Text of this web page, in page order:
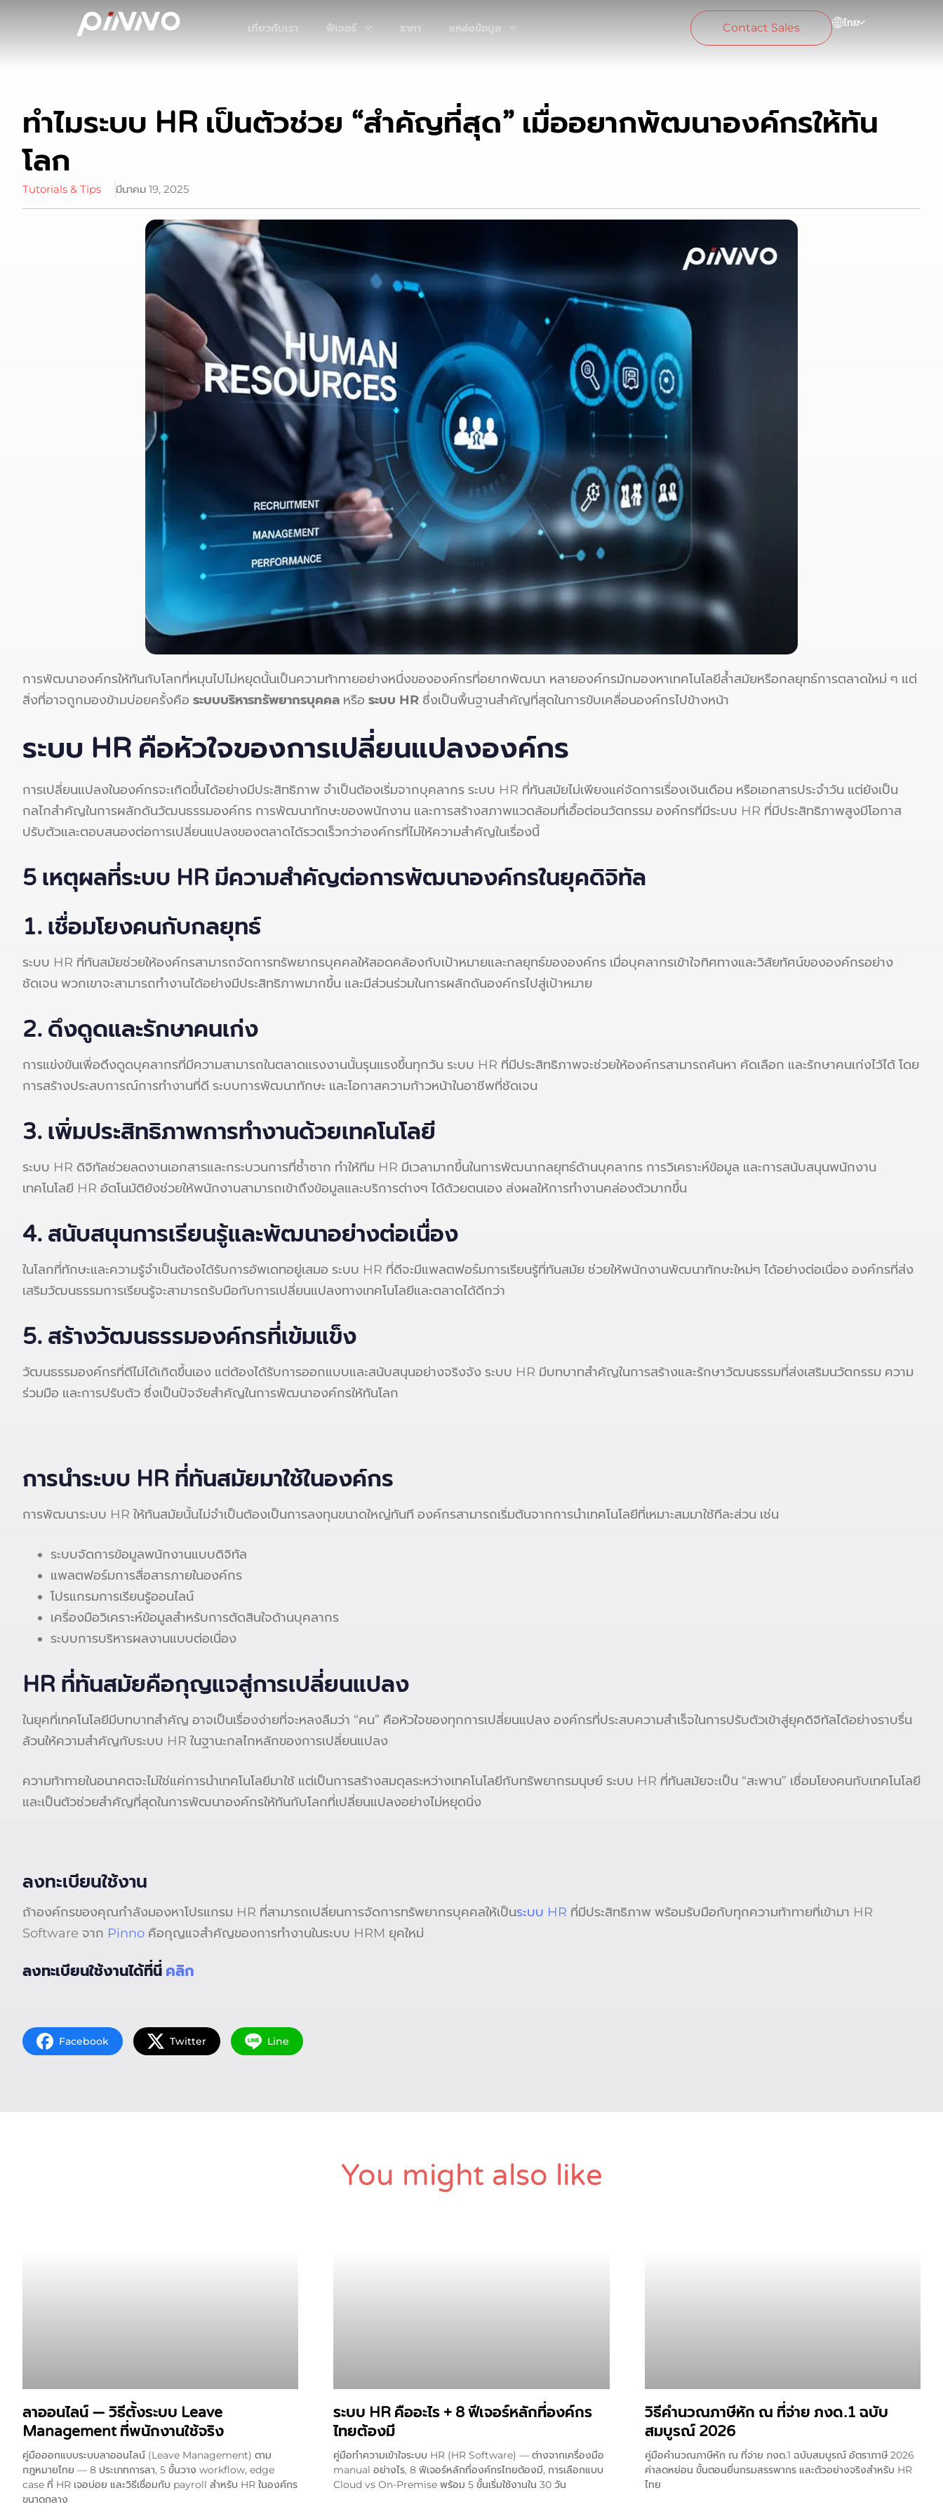
เกี่ยวกับเรา ฟีเจอร์ ราคา แหล่งข้อมูล Contact Sales ไทย
ทำไมระบบ HR เป็นตัวช่วย “สำคัญที่สุด” เมื่ออยากพัฒนาองค์กรให้ทัน
โลก
Tutorials & Tips มีนาคม 19, 2025
การพัฒนาองค์กรให้ทันกับโลกที่หมุนไปไม่หยุดนั้นเป็นความท้าทายอย่างหนึ่งขององค์กรที่อยากพัฒนา หลายองค์กรมักมองหาเทคโนโลยีล้ำสมัยหรือกลยุทธ์การตลาดใหม่ ๆ แต่
สิ่งที่อาจถูกมองข้ามบ่อยครั้งคือ ระบบบริหารทรัพยากรบุคคล หรือ ระบบ HR ซึ่งเป็นพื้นฐานสำคัญที่สุดในการขับเคลื่อนองค์กรไปข้างหน้า
ระบบ HR คือหัวใจของการเปลี่ยนแปลงองค์กร
การเปลี่ยนแปลงในองค์กรจะเกิดขึ้นได้อย่างมีประสิทธิภาพ จำเป็นต้องเริ่มจากบุคลากร ระบบ HR ที่ทันสมัยไม่เพียงแค่จัดการเรื่องเงินเดือน หรือเอกสารประจำวัน แต่ยังเป็น
กลไกสำคัญในการผลักดันวัฒนธรรมองค์กร การพัฒนาทักษะของพนักงาน และการสร้างสภาพแวดล้อมที่เอื้อต่อนวัตกรรม องค์กรที่มีระบบ HR ที่มีประสิทธิภาพสูงมีโอกาส
ปรับตัวและตอบสนองต่อการเปลี่ยนแปลงของตลาดได้รวดเร็วกว่าองค์กรที่ไม่ให้ความสำคัญในเรื่องนี้
5 เหตุผลที่ระบบ HR มีความสำคัญต่อการพัฒนาองค์กรในยุคดิจิทัล
1. เชื่อมโยงคนกับกลยุทธ์
ระบบ HR ที่ทันสมัยช่วยให้องค์กรสามารถจัดการทรัพยากรบุคคลให้สอดคล้องกับเป้าหมายและกลยุทธ์ขององค์กร เมื่อบุคลากรเข้าใจทิศทางและวิสัยทัศน์ขององค์กรอย่าง
ชัดเจน พวกเขาจะสามารถทำงานได้อย่างมีประสิทธิภาพมากขึ้น และมีส่วนร่วมในการผลักดันองค์กรไปสู่เป้าหมาย
2. ดึงดูดและรักษาคนเก่ง
การแข่งขันเพื่อดึงดูดบุคลากรที่มีความสามารถในตลาดแรงงานนั้นรุนแรงขึ้นทุกวัน ระบบ HR ที่มีประสิทธิภาพจะช่วยให้องค์กรสามารถค้นหา คัดเลือก และรักษาคนเก่งไว้ได้ โดย
การสร้างประสบการณ์การทำงานที่ดี ระบบการพัฒนาทักษะ และโอกาสความก้าวหน้าในอาชีพที่ชัดเจน
3. เพิ่มประสิทธิภาพการทำงานด้วยเทคโนโลยี
ระบบ HR ดิจิทัลช่วยลดงานเอกสารและกระบวนการที่ซ้ำซาก ทำให้ทีม HR มีเวลามากขึ้นในการพัฒนากลยุทธ์ด้านบุคลากร การวิเคราะห์ข้อมูล และการสนับสนุนพนักงาน
เทคโนโลยี HR อัตโนมัติยังช่วยให้พนักงานสามารถเข้าถึงข้อมูลและบริการต่างๆ ได้ด้วยตนเอง ส่งผลให้การทำงานคล่องตัวมากขึ้น
4. สนับสนุนการเรียนรู้และพัฒนาอย่างต่อเนื่อง
ในโลกที่ทักษะและความรู้จำเป็นต้องได้รับการอัพเดทอยู่เสมอ ระบบ HR ที่ดีจะมีแพลตฟอร์มการเรียนรู้ที่ทันสมัย ช่วยให้พนักงานพัฒนาทักษะใหม่ๆ ได้อย่างต่อเนื่อง องค์กรที่ส่ง
เสริมวัฒนธรรมการเรียนรู้จะสามารถรับมือกับการเปลี่ยนแปลงทางเทคโนโลยีและตลาดได้ดีกว่า
5. สร้างวัฒนธรรมองค์กรที่เข้มแข็ง
วัฒนธรรมองค์กรที่ดีไม่ได้เกิดขึ้นเอง แต่ต้องได้รับการออกแบบและสนับสนุนอย่างจริงจัง ระบบ HR มีบทบาทสำคัญในการสร้างและรักษาวัฒนธรรมที่ส่งเสริมนวัตกรรม ความ
ร่วมมือ และการปรับตัว ซึ่งเป็นปัจจัยสำคัญในการพัฒนาองค์กรให้ทันโลก
การนำระบบ HR ที่ทันสมัยมาใช้ในองค์กร
การพัฒนาระบบ HR ให้ทันสมัยนั้นไม่จำเป็นต้องเป็นการลงทุนขนาดใหญ่ทันที องค์กรสามารถเริ่มต้นจากการนำเทคโนโลยีที่เหมาะสมมาใช้ทีละส่วน เช่น
ระบบจัดการข้อมูลพนักงานแบบดิจิทัล
แพลตฟอร์มการสื่อสารภายในองค์กร
โปรแกรมการเรียนรู้ออนไลน์
เครื่องมือวิเคราะห์ข้อมูลสำหรับการตัดสินใจด้านบุคลากร
ระบบการบริหารผลงานแบบต่อเนื่อง
HR ที่ทันสมัยคือกุญแจสู่การเปลี่ยนแปลง
ในยุคที่เทคโนโลยีมีบทบาทสำคัญ อาจเป็นเรื่องง่ายที่จะหลงลืมว่า “คน” คือหัวใจของทุกการเปลี่ยนแปลง องค์กรที่ประสบความสำเร็จในการปรับตัวเข้าสู่ยุคดิจิทัลได้อย่างราบรื่น
ล้วนให้ความสำคัญกับระบบ HR ในฐานะกลไกหลักของการเปลี่ยนแปลง
ความท้าทายในอนาคตจะไม่ใช่แค่การนำเทคโนโลยีมาใช้ แต่เป็นการสร้างสมดุลระหว่างเทคโนโลยีกับทรัพยากรมนุษย์ ระบบ HR ที่ทันสมัยจะเป็น “สะพาน” เชื่อมโยงคนกับเทคโนโลยี
และเป็นตัวช่วยสำคัญที่สุดในการพัฒนาองค์กรให้ทันกับโลกที่เปลี่ยนแปลงอย่างไม่หยุดนิ่ง
ลงทะเบียนใช้งาน
ถ้าองค์กรของคุณกำลังมองหาโปรแกรม HR ที่สามารถเปลี่ยนการจัดการทรัพยากรบุคคลให้เป็นระบบ HR ที่มีประสิทธิภาพ พร้อมรับมือกับทุกความท้าทายที่เข้ามา HR
Software จาก Pinno คือกุญแจสำคัญของการทำงานในระบบ HRM ยุคใหม่
ลงทะเบียนใช้งานได้ที่นี่ คลิก
Facebook Twitter Line
You might also like
ลาออนไลน์ — วิธีตั้งระบบ Leave
Management ที่พนักงานใช้จริง
คู่มือออกแบบระบบลาออนไลน์ (Leave Management) ตาม
กฎหมายไทย — 8 ประเภทการลา, 5 ขั้นวาง workflow, edge
case ที่ HR เจอบ่อย และวิธีเชื่อมกับ payroll สำหรับ HR ในองค์กร
ขนาดกลาง
ระบบ HR คืออะไร + 8 ฟีเจอร์หลักที่องค์กร
ไทยต้องมี
คู่มือทำความเข้าใจระบบ HR (HR Software) — ต่างจากเครื่องมือ
manual อย่างไร, 8 ฟีเจอร์หลักที่องค์กรไทยต้องมี, การเลือกแบบ
Cloud vs On-Premise พร้อม 5 ขั้นเริ่มใช้งานใน 30 วัน
วิธีคำนวณภาษีหัก ณ ที่จ่าย ภงด.1 ฉบับ
สมบูรณ์ 2026
คู่มือคำนวณภาษีหัก ณ ที่จ่าย ภงด.1 ฉบับสมบูรณ์ อัตราภาษี 2026
ค่าลดหย่อน ขั้นตอนยื่นกรมสรรพากร และตัวอย่างจริงสำหรับ HR
ไทย